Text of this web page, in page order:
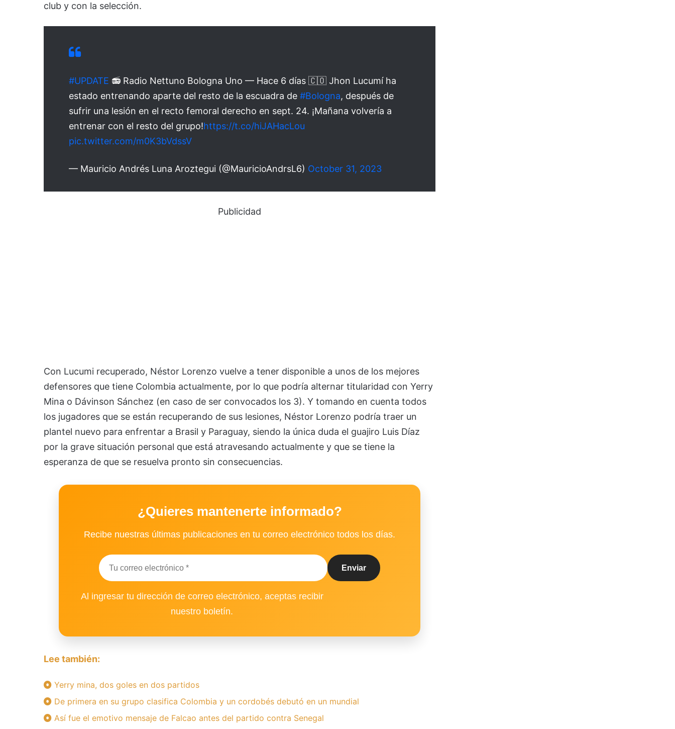
club y con la selección.
#UPDATE 📻 Radio Nettuno Bologna Uno — Hace 6 días 🇨🇴 Jhon Lucumí ha
estado entrenando aparte del resto de la escuadra de #Bologna, después de
sufrir una lesión en el recto femoral derecho en sept. 24. ¡Mañana volvería a
entrenar con el resto del grupo!https://t.co/hiJAHacLou
pic.twitter.com/m0K3bVdssV
— Mauricio Andrés Luna Aroztegui (@MauricioAndrsL6) October 31, 2023
Publicidad
Con Lucumi recuperado, Néstor Lorenzo vuelve a tener disponible a unos de los mejores
defensores que tiene Colombia actualmente, por lo que podría alternar titularidad con Yerry
Mina o Dávinson Sánchez (en caso de ser convocados los 3). Y tomando en cuenta todos
los jugadores que se están recuperando de sus lesiones, Néstor Lorenzo podría traer un
plantel nuevo para enfrentar a Brasil y Paraguay, siendo la única duda el guajiro Luis Díaz
por la grave situación personal que está atravesando actualmente y que se tiene la
esperanza de que se resuelva pronto sin consecuencias.
¿Quieres mantenerte informado?
Recibe nuestras últimas publicaciones en tu correo electrónico todos los días.
Al ingresar tu dirección de correo electrónico, aceptas recibir
nuestro boletín.
Lee también:
Yerry mina, dos goles en dos partidos
De primera en su grupo clasifica Colombia y un cordobés debutó en un mundial
Así fue el emotivo mensaje de Falcao antes del partido contra Senegal